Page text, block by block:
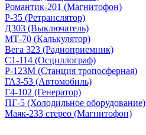
Романтик-201 (Магнитофон)
Р-35 (Ретранслятор)
Д303 (Выключатель)
МТ-70 (Калькулятор)
Вега 323 (Радиоприемник)
С1-114 (Осциллограф)
Р-123М (Станция тропосферная)
ГАЗ-53 (Автомобиль)
Г4-102 (Генератор)
ПГ-5 (Холодильное оборудование)
Маяк-233 стерео (Магнитофон)